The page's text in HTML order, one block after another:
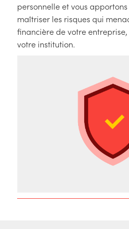
personnelle et vous
maîtriser les risques qui
financière de votre
votre institution.